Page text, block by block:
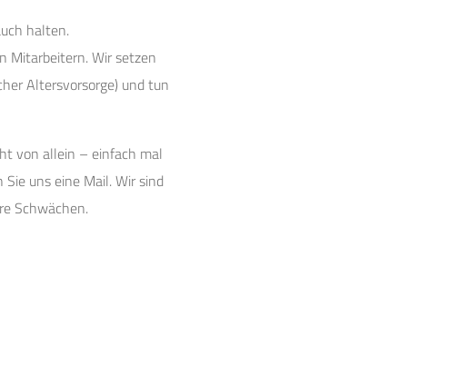
halten.
Mitarbeitern. Wir setzen
Altersvorsorge) und tun
von allein – einfach mal
uns eine Mail. Wir sind
Schwächen.